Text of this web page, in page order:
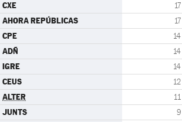
CXE 17
AHORA REPÚBLICAS 17
CPE 14
ADÑ 14
IGRE 14
CEUS 12
ALTER 11
JUNTS 9